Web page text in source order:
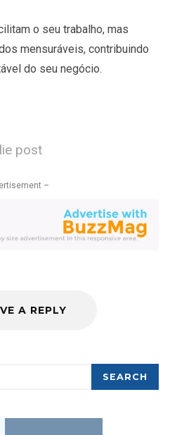
o seu trabalho, mas
mensuráveis, contribuindo
do seu negócio.
post
–
A REPLY
SEARCH